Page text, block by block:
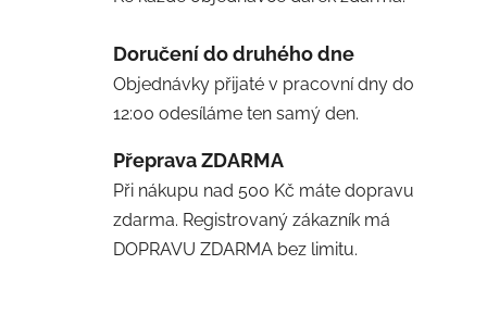
Doručení do druhého dne
Objednávky přijaté v pracovní dny do
12:00 odesíláme ten samý den.
Přeprava ZDARMA
Při nákupu nad 500 Kč máte dopravu
zdarma. Registrovaný zákazník má
DOPRAVU ZDARMA bez limitu.